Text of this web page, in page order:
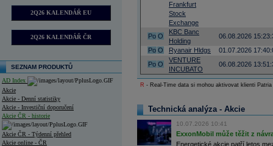
2Q26 KALENDÁŘ EU
2Q26 KALENDÁŘ ČR
SEZNAM PRODUKTŮ
AD Index
Akcie
Akcie - Denní statistiky
Akcie - Investiční doporučení
Akcie ČR - historie
Akcie ČR - Týdenní přehled
Akcie online - ČR
Frankfurt
Stock
Exchange
Po O
KBC Banc
Holding
06.08.2026
Po O Ryanair Hldgs
01.07.2026
Po O
VENTURE
INCUBATO
06.08.2026
R - Real-Time data si mohou aktivovat klienti
Technická analýza - Akcie
10.07.2026 10:41
ExxonMobil může těžit z
Energetické akcie patří letos